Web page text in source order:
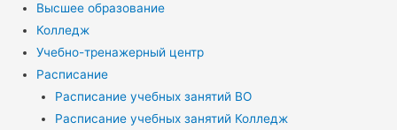
Высшее образование
Колледж
Учебно-тренажерный центр
Расписание
Расписание учебных занятий ВО
Расписание учебных занятий Колледж